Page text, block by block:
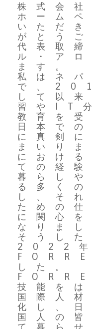
株式会
ホーム
いただ
がとう
代表取
ル・ア
ます。
私はネ
で、
して以
習やIT
教育を
日本で
に真剣
まいり
におけ
ての経
暮らし
る多く
し、そ
ための
に関心
なりまし
そうし
2022年
した。
技能を
国際人
化し、
国人の